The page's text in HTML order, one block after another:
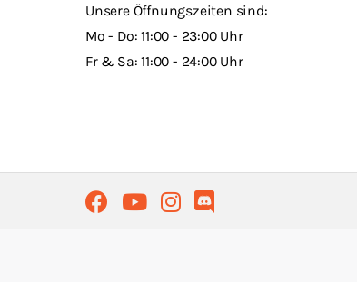
Unsere Öffnungszeiten sind:
Mo - Do: 11:00 - 23:00 Uhr
Fr & Sa: 11:00 - 24:00 Uhr